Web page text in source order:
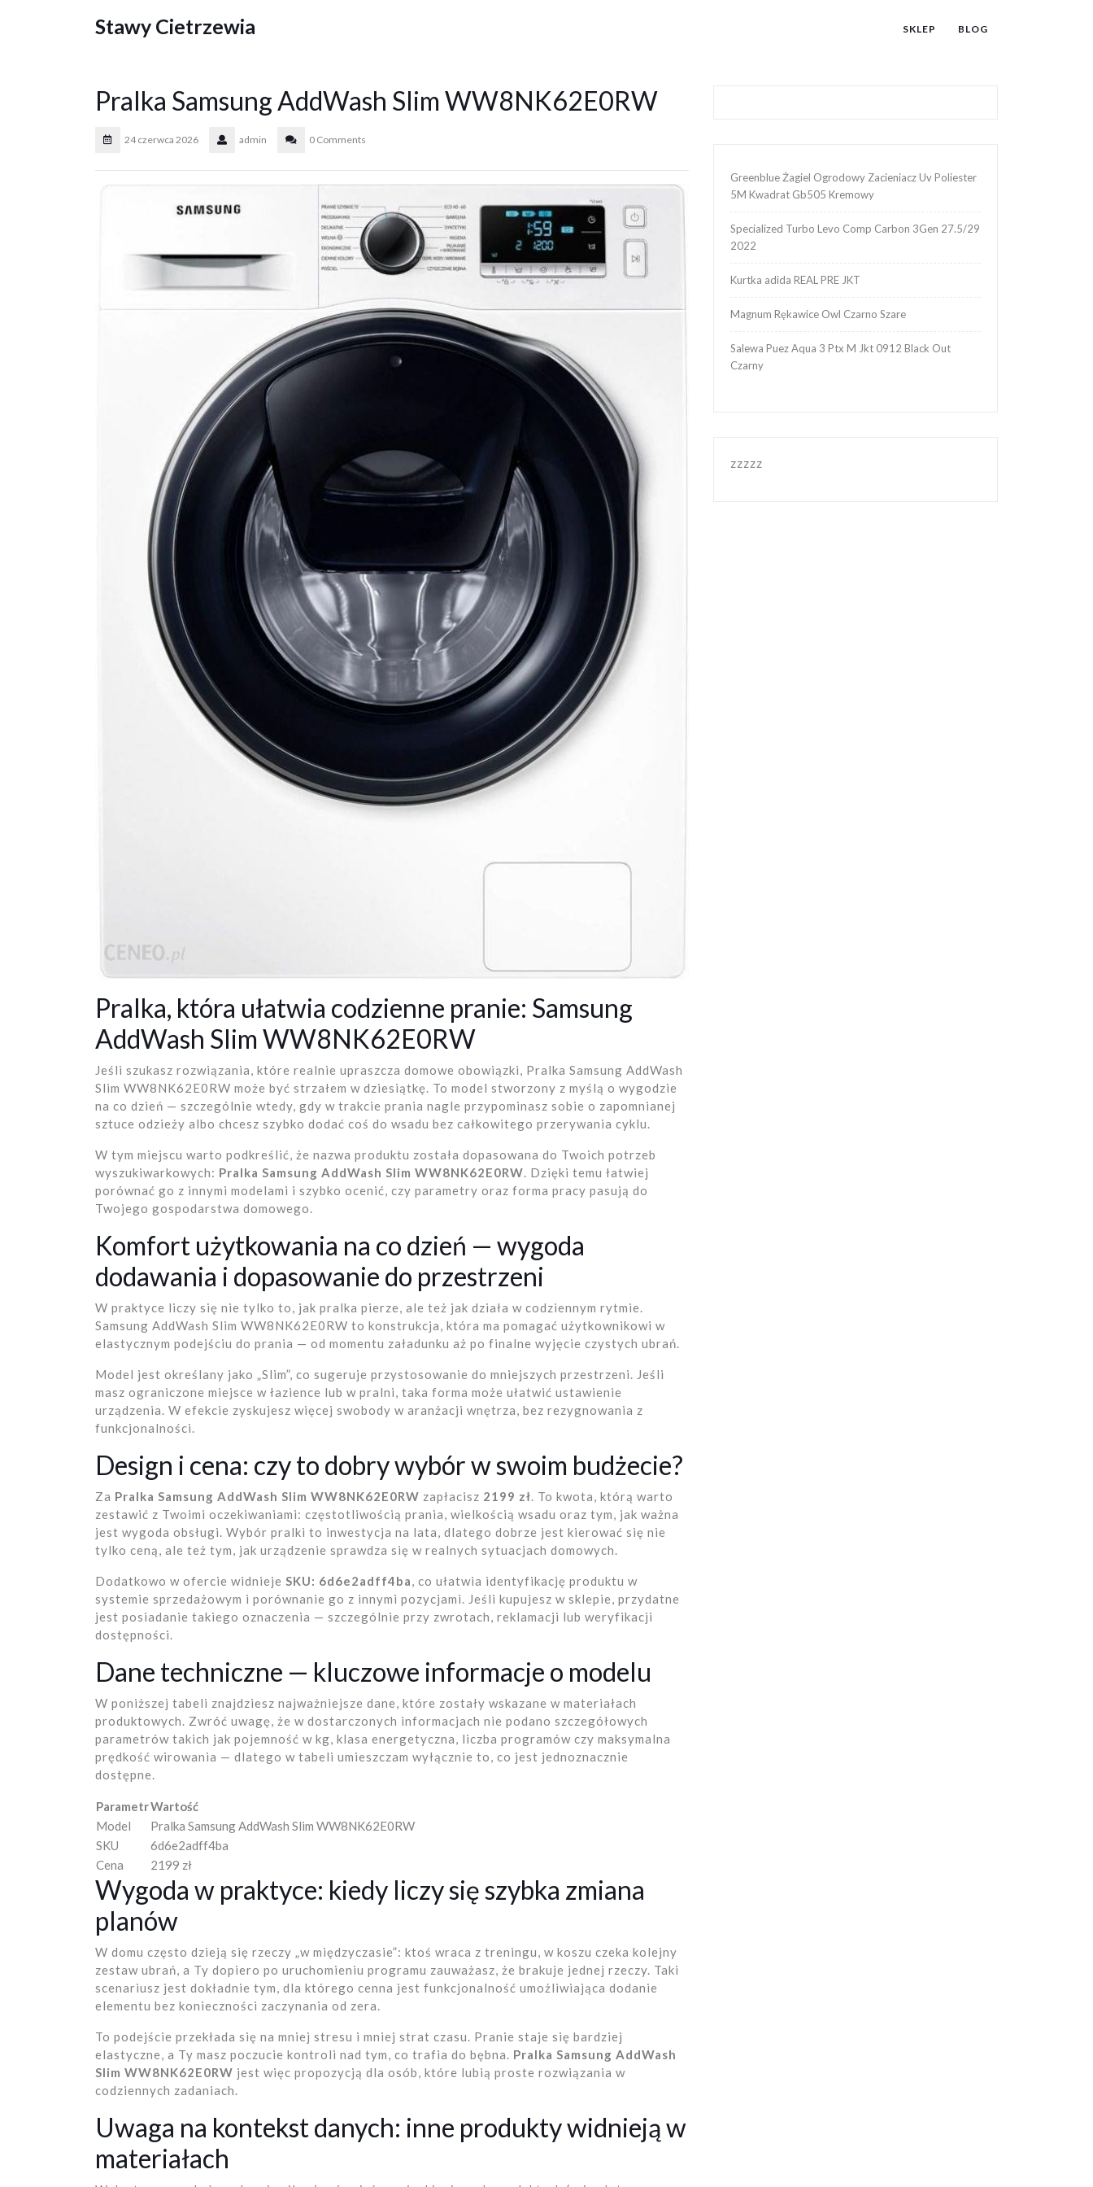
Stawy Cietrzewia SKLEP BLOG
Pralka Samsung AddWash Slim WW8NK62E0RW
24 czerwca 2026 admin 0 Comments
Pralka, która ułatwia codzienne pranie: Samsung
AddWash Slim WW8NK62E0RW
Jeśli szukasz rozwiązania, które realnie upraszcza domowe obowiązki, Pralka Samsung AddWash
Slim WW8NK62E0RW może być strzałem w dziesiątkę. To model stworzony z myślą o wygodzie
na co dzień — szczególnie wtedy, gdy w trakcie prania nagle przypominasz sobie o zapomnianej
sztuce odzieży albo chcesz szybko dodać coś do wsadu bez całkowitego przerywania cyklu.
W tym miejscu warto podkreślić, że nazwa produktu została dopasowana do Twoich potrzeb
wyszukiwarkowych: Pralka Samsung AddWash Slim WW8NK62E0RW. Dzięki temu łatwiej
porównać go z innymi modelami i szybko ocenić, czy parametry oraz forma pracy pasują do
Twojego gospodarstwa domowego.
Komfort użytkowania na co dzień — wygoda
dodawania i dopasowanie do przestrzeni
W praktyce liczy się nie tylko to, jak pralka pierze, ale też jak działa w codziennym rytmie.
Samsung AddWash Slim WW8NK62E0RW to konstrukcja, która ma pomagać użytkownikowi w
elastycznym podejściu do prania — od momentu załadunku aż po finalne wyjęcie czystych ubrań.
Model jest określany jako „Slim”, co sugeruje przystosowanie do mniejszych przestrzeni. Jeśli
masz ograniczone miejsce w łazience lub w pralni, taka forma może ułatwić ustawienie
urządzenia. W efekcie zyskujesz więcej swobody w aranżacji wnętrza, bez rezygnowania z
funkcjonalności.
Design i cena: czy to dobry wybór w swoim budżecie?
Za Pralka Samsung AddWash Slim WW8NK62E0RW zapłacisz 2199 zł. To kwota, którą warto
zestawić z Twoimi oczekiwaniami: częstotliwością prania, wielkością wsadu oraz tym, jak ważna
jest wygoda obsługi. Wybór pralki to inwestycja na lata, dlatego dobrze jest kierować się nie
tylko ceną, ale też tym, jak urządzenie sprawdza się w realnych sytuacjach domowych.
Dodatkowo w ofercie widnieje SKU: 6d6e2adff4ba, co ułatwia identyfikację produktu w
systemie sprzedażowym i porównanie go z innymi pozycjami. Jeśli kupujesz w sklepie, przydatne
jest posiadanie takiego oznaczenia — szczególnie przy zwrotach, reklamacji lub weryfikacji
dostępności.
Dane techniczne — kluczowe informacje o modelu
W poniższej tabeli znajdziesz najważniejsze dane, które zostały wskazane w materiałach
produktowych. Zwróć uwagę, że w dostarczonych informacjach nie podano szczegółowych
parametrów takich jak pojemność w kg, klasa energetyczna, liczba programów czy maksymalna
prędkość wirowania — dlatego w tabeli umieszczam wyłącznie to, co jest jednoznacznie
dostępne.
ParametrWartość
Model
Pralka Samsung AddWash Slim WW8NK62E0RW
SKU
6d6e2adff4ba
Cena
2199 zł
Wygoda w praktyce: kiedy liczy się szybka zmiana
planów
W domu często dzieją się rzeczy „w międzyczasie”: ktoś wraca z treningu, w koszu czeka kolejny
zestaw ubrań, a Ty dopiero po uruchomieniu programu zauważasz, że brakuje jednej rzeczy. Taki
scenariusz jest dokładnie tym, dla którego cenna jest funkcjonalność umożliwiająca dodanie
elementu bez konieczności zaczynania od zera.
To podejście przekłada się na mniej stresu i mniej strat czasu. Pranie staje się bardziej
elastyczne, a Ty masz poczucie kontroli nad tym, co trafia do bębna. Pralka Samsung AddWash
Slim WW8NK62E0RW jest więc propozycją dla osób, które lubią proste rozwiązania w
codziennych zadaniach.
Uwaga na kontekst danych: inne produkty widnieją w
materiałach
Greenblue Żagiel Ogrodowy Zacieniacz Uv Poliester
5M Kwadrat Gb505 Kremowy
Specialized Turbo Levo Comp Carbon 3Gen 27.5/29
2022
Kurtka adida REAL PRE JKT
Magnum Rękawice Owl Czarno Szare
Salewa Puez Aqua 3 Ptx M Jkt 0912 Black Out
Czarny
zzzzz